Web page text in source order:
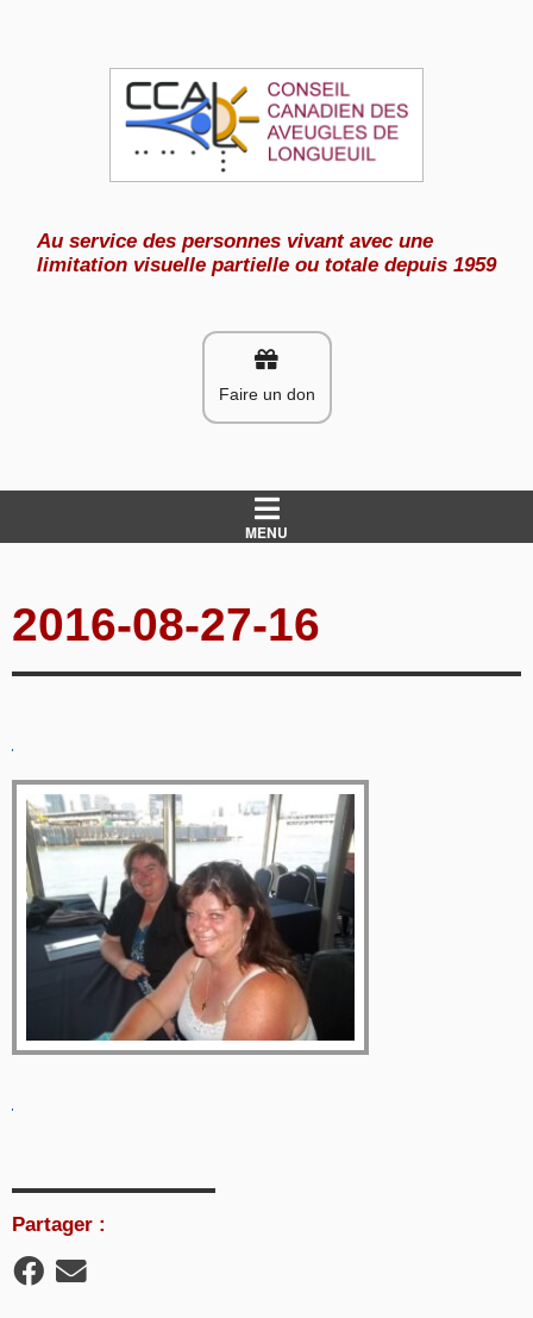
Au service des personnes vivant avec une
limitation visuelle partielle ou totale depuis 1959
Faire un don
MENU
2016-08-27-16
Partager :